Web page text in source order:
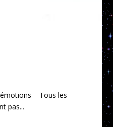
émotions Tous les
pas...